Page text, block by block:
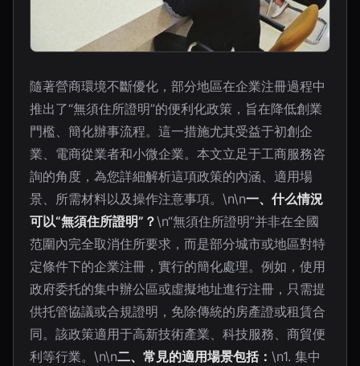
隨著營商環境不斷優化，部分地區在企業注冊過程中
推出了“無須住所證明”的便利化政策，旨在降低創業
門檻、簡化辦事流程。這一措施尤其受益于初創企
業、電商從業者和小微企業。本文立足于工商服務咨
詢的角度，為您詳細解析這項政策的內涵、適用場
景、所需材料以及操作注意事項。\n\n一、什么情況
可以“無須住所證明”？\n“無須住所證明”并非在全國
范圍內完全取消住所要求，而是部分城市或地區對特
定條件下的企業注冊，實行的簡化處理。例如，使用
政府委托的集中辦公區或虛擬地址進行注冊，只需提
供托管協議或合規證明，免除傳統的房產證或租賃合
同。該政策適用于高新技術產業、科技服務、商貿便
利等行業。\n\n二、常見的適用場景包括： \n1. 集中